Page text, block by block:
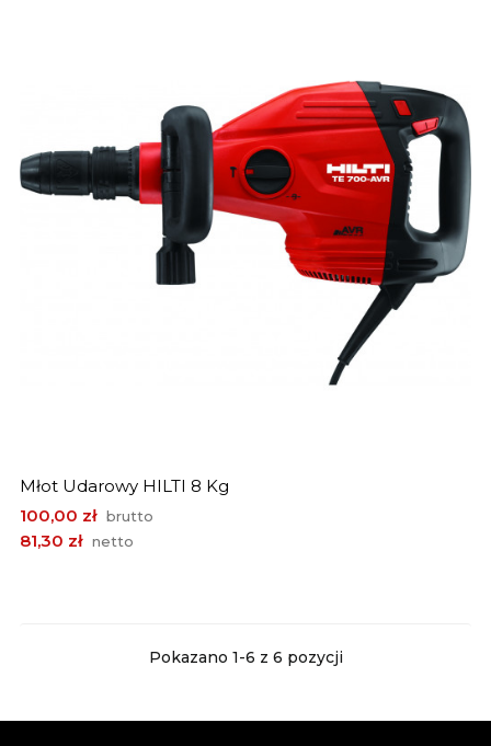
Młot Udarowy HILTI 8 Kg
Cena
100,00 zł brutto
81,30 zł netto
Pokazano 1-6 z 6 pozycji